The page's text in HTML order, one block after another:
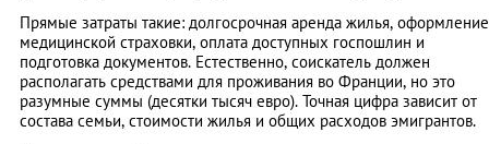
Прямые затраты такие: долгосрочная аренда жилья, оформление
медицинской страховки, оплата доступных госпошлин и
подготовка документов. Естественно, соискатель должен
располагать средствами для проживания во Франции, но это
разумные суммы (десятки тысяч евро). Точная цифра зависит от
состава семьи, стоимости жилья и общих расходов эмигрантов.